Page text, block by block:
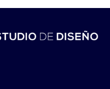
Tienda con 50 Productos para
*Recomendado para Sitios
Emprendedores con Venta en Línea